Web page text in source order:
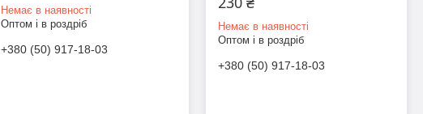
Немає в наявності
Оптом і в роздріб
+380 (50) 917-18-03
Немає в наявності
Оптом і в роздріб
+380 (50) 917-18-03